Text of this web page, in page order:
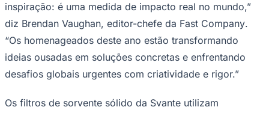
inspiração: é uma medida de impacto real no mundo,”
diz Brendan Vaughan, editor-chefe da Fast Company.
“Os homenageados deste ano estão transformando
ideias ousadas em soluções concretas e enfrentando
desafios globais urgentes com criatividade e rigor.”
Os filtros de sorvente sólido da Svante utilizam